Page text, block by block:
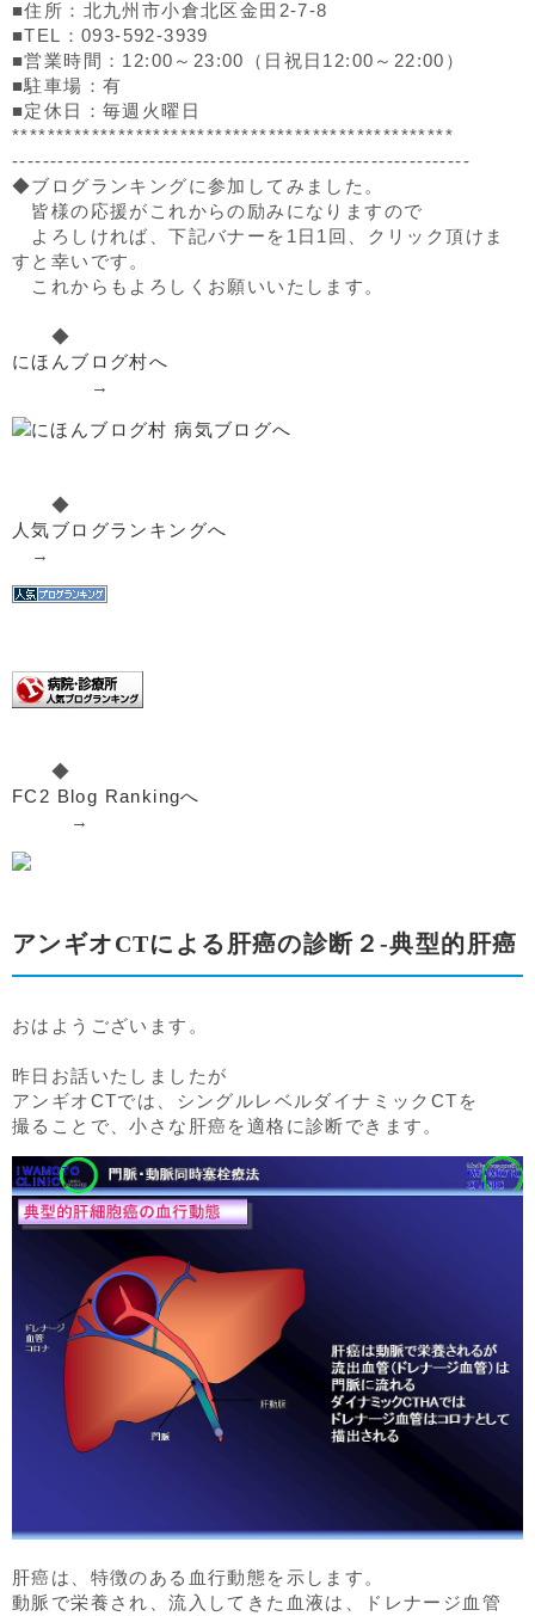
■住所：北九州市小倉北区金田2-7-8
■TEL：093-592-3939
■営業時間：12:00～23:00（日祝日12:00～22:00）
■駐車場：有
■定休日：毎週火曜日
**************************************************
------------------------------------------------------------
◆ブログランキングに参加してみました。
皆様の応援がこれからの励みになりますので
よろしければ、下記バナーを1日1回、クリック頂けま
すと幸いです。
これからもよろしくお願いいたします。
◆
にほんブログ村へ
→
◆
人気ブログランキングへ
→
◆
FC2 Blog Rankingへ
→
アンギオCTによる肝癌の診断２-典型的肝癌
おはようございます。
昨日お話いたしましたが
アンギオCTでは、シングルレベルダイナミックCTを
撮ることで、小さな肝癌を適格に診断できます。
肝癌は、特徴のある血行動態を示します。
動脈で栄養され、流入してきた血液は、ドレナージ血管